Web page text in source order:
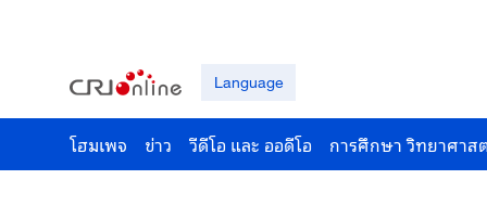
Language
โฮมเพจ ข่าว วีดีโอ และ ออดีโอ การศึกษา วิทยาศาส